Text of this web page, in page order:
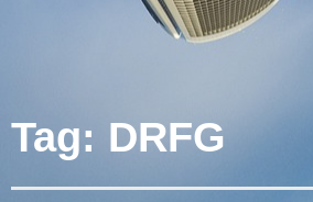
Tag: DRFG